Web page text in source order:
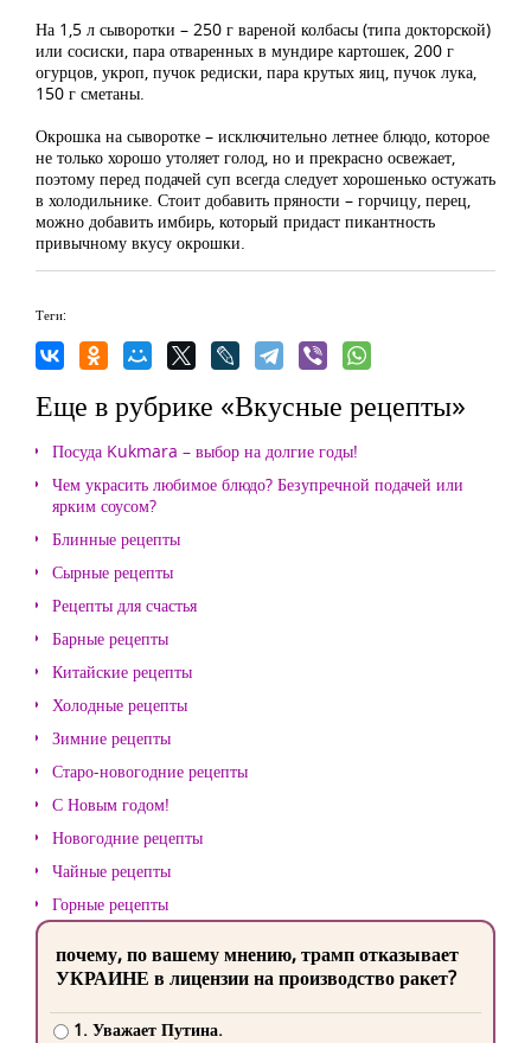
На 1,5 л сыворотки – 250 г вареной колбасы (типа докторской)
или сосиски, пара отваренных в мундире картошек, 200 г
огурцов, укроп, пучок редиски, пара крутых яиц, пучок лука,
150 г сметаны.
Окрошка на сыворотке – исключительно летнее блюдо, которое
не только хорошо утоляет голод, но и прекрасно освежает,
поэтому перед подачей суп всегда следует хорошенько остужать
в холодильнике. Стоит добавить пряности – горчицу, перец,
можно добавить имбирь, который придаст пикантность
привычному вкусу окрошки.
Теги:
Еще в рубрике «Вкусные рецепты»
Посуда Kukmara – выбор на долгие годы!
Чем украсить любимое блюдо? Безупречной подачей или
ярким соусом?
Блинные рецепты
Сырные рецепты
Рецепты для счастья
Барные рецепты
Китайские рецепты
Холодные рецепты
Зимние рецепты
Старо-новогодние рецепты
С Новым годом!
Новогодние рецепты
Чайные рецепты
Горные рецепты
почему, по вашему мнению, трамп отказывает
УКРАИНЕ в лицензии на производство ракет?
1. Уважает Путина.